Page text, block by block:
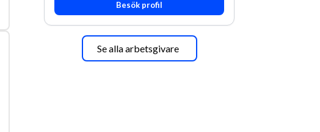
Besök profil
Se alla arbetsgivare